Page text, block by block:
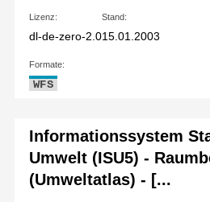
Lizenz:
dl-de-zero-2.0
Stand:
15.01.2003
Formate:
WFS
Informationssystem
Umwelt (ISU5) -
(Umweltatlas) - [...